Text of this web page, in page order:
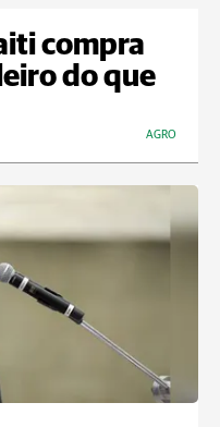
compra
do que
AGRO